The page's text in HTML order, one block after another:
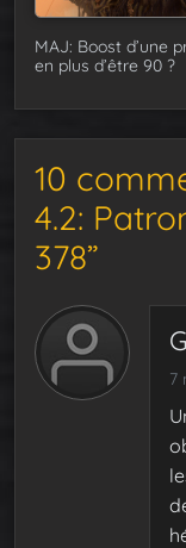
MAJ: Boost d’une
en plus d’être 90 ?
10
4.2:
378”
7